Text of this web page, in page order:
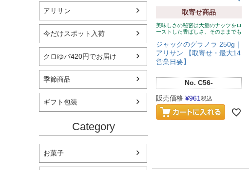
アリサン
今だけスポット入荷
クロゆパ420円でお届け
季節商品
ギフト包装
Category
お菓子
取寄せ商品
美味しさの秘密は大量のナッツをロ
ーストした香ばしさ、そのままでも
ジャックのグラノラ 250g｜
アリサン 【取寄せ・最大14
営業日要】
No. C56-
販売価格 ¥961 税込